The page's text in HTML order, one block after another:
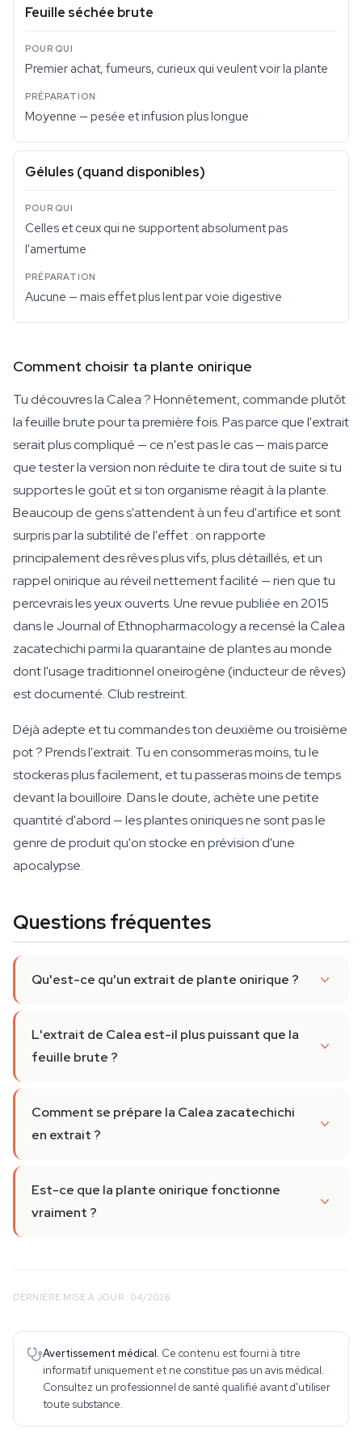
Feuille séchée brute
Premier achat, fumeurs, curieux qui veulent voir la plante
Moyenne — pesée et infusion plus longue
Gélules (quand disponibles)
Celles et ceux qui ne supportent absolument pas
l'amertume
Aucune — mais effet plus lent par voie digestive
Comment choisir ta plante onirique
Tu découvres la Calea ? Honnêtement, commande plutôt
la feuille brute pour ta première fois. Pas parce que l'extrait
serait plus compliqué — ce n'est pas le cas — mais parce
que tester la version non réduite te dira tout de suite si tu
supportes le goût et si ton organisme réagit à la plante.
Beaucoup de gens s'attendent à un feu d'artifice et sont
surpris par la subtilité de l'effet : on rapporte
principalement des rêves plus vifs, plus détaillés, et un
rappel onirique au réveil nettement facilité — rien que tu
percevrais les yeux ouverts. Une revue publiée en 2015
dans le Journal of Ethnopharmacology a recensé la Calea
zacatechichi parmi la quarantaine de plantes au monde
dont l'usage traditionnel oneirogène (inducteur de rêves)
est documenté. Club restreint.
Déjà adepte et tu commandes ton deuxième ou troisième
pot ? Prends l'extrait. Tu en consommeras moins, tu le
stockeras plus facilement, et tu passeras moins de temps
devant la bouilloire. Dans le doute, achète une petite
quantité d'abord — les plantes oniriques ne sont pas le
genre de produit qu'on stocke en prévision d'une
apocalypse.
Questions fréquentes
Qu'est-ce qu'un extrait de plante onirique ?
L'extrait de Calea est-il plus puissant que la
feuille brute ?
Comment se prépare la Calea zacatechichi
en extrait ?
Est-ce que la plante onirique fonctionne
vraiment ?
DERNIÈRE MISE À JOUR : 04/2026
Avertissement médical. Ce contenu est fourni à titre
informatif uniquement et ne constitue pas un avis médical.
Consultez un professionnel de santé qualifié avant d'utiliser
toute substance.